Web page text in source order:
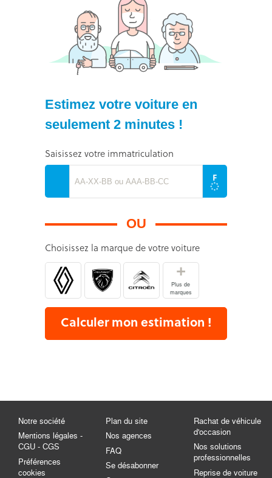
Estimez votre voiture en
seulement 2 minutes !
Saisissez votre immatriculation
OU
Choisissez la marque de votre voiture
+
Plus de
marques
Calculer mon estimation !
Notre société
Mentions légales -
CGU - CGS
Préférences
cookies
Plan du site
Nos agences
FAQ
Se désabonner
Rachat de véhicule
d'occasion
Nos solutions
professionnelles
Reprise de voiture